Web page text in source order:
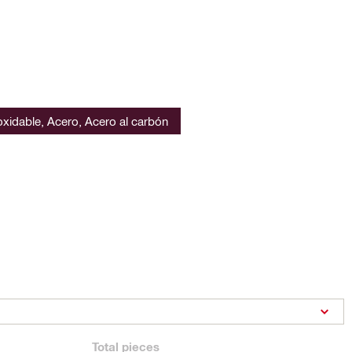
Acero, Acero al carbón
Total pieces